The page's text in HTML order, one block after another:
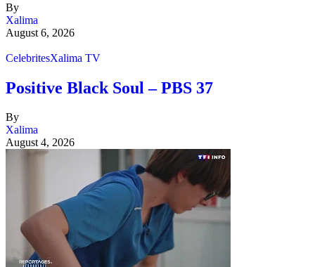
By
Xalima
August 6, 2026
CelebritesXalima TV
Positive Black Soul – PBS 37
By
Xalima
August 4, 2026